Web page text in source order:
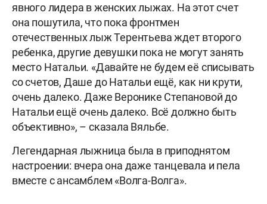
явного лидера в женских лыжах. На этот счет
она пошутила, что пока фронтмен
отечественных лыж Терентьева ждет второго
ребенка, другие девушки пока не могут занять
место Натальи. «Давайте не будем её списывать
со счетов, Даше до Натальи ещё, как ни крути,
очень далеко. Даже Веронике Степановой до
Натальи ещё очень далеко. Всё должно быть
объективно», – сказала Вяльбе.
Легендарная лыжница была в приподнятом
настроении: вчера она даже танцевала и пела
вместе с ансамблем «Волга-Волга».